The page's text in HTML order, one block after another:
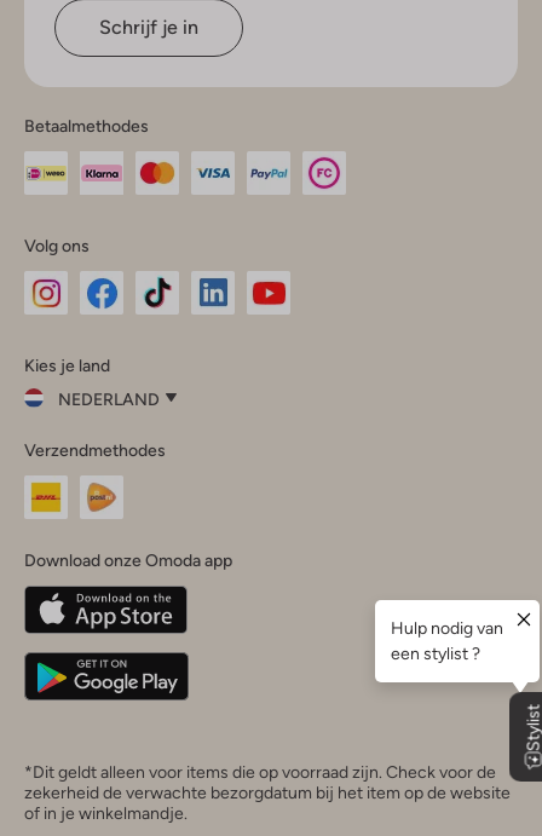
Schrijf je in
Betaalmethodes
Volg ons
InstagramFacebook
Kies je land
NEDERLAND
je
land
Nederland
Belgique(Français)
Deutschland
Verzendmethodes
Download onze Omoda app
*Dit geldt alleen voor items die op voorraad zijn. Check voor de
zekerheid de verwachte bezorgdatum bij het item op de website
of in je winkelmandje.